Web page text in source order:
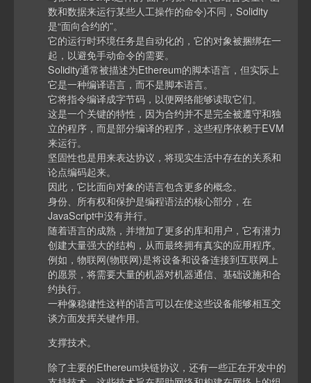
数和数据来运行某些人工操作的命令)不同，Solidity
是“面向合约的”。
它的运行时环境任务是自动化的，它的对象被捆绑在一
起，以避免手动命令的需要。
Solidity通常被描述为Ethereum的脚本语言，但实际上
它是一种编译语言，而不是脚本语言。
它将指令编译成字节码，以便网络能够读取它们。
这是一个关键的特性，因为合约并不是完全被遵守和独
立的程序，而是部分编译的程序，这些程序依赖于EVM
来运行。
坚固性也是用来表达协议，将现实生活中存在的关系和
论点编码起来。
因此，它比面向对象的语言包含更多的概念。
身份、所有权和保护是编程语法的核心部分，在
JavaScript中没有并行。
随着语言的成熟，并增加了更多的库和用户，它有潜力
创建大量强大的结构，从而最终拥有真实的应用程序。
例如，物联网(物联网)是将设备和设备连接到互联网上
的愿景，将需要大量的机器对机器通信、基础设施和合
约执行。
一种像稳健性这样的语言可以在使这些设备能够相互交
谈方面发挥关键作用。
支撑技术。
除了主要的Ethereum块链协议，还有一些正在开发中的